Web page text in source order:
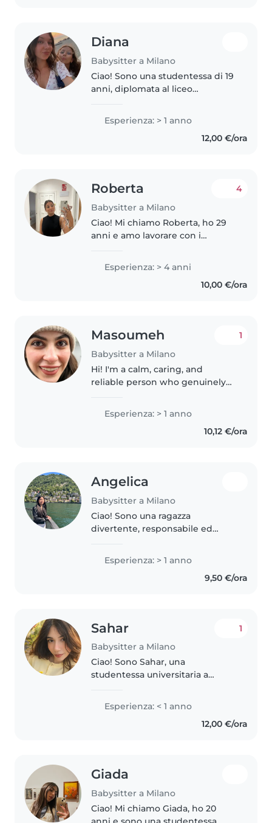
Diana
Babysitter a Milano
Ciao! Sono una studentessa di 19
anni, diplomata al liceo
nella facoltà di economia e
gestione aziendale. Attualmente
seguo da un anno 2 bambini..
Esperienza: > 1 anno
12,00 €/ora
Roberta
Babysitter a Milano
4
Ciao! Mi chiamo Roberta, ho 29
anni e amo lavorare con i
con bambini dai 2 ai 12 anni e ho
lavorato anche per 2 anni in un
parco giochi, un ambiente..
Esperienza: > 4 anni
10,00 €/ora
Masoumeh
Babysitter a Milano
1
Hi! I'm a calm, caring, and
reliable person who genuinely
children. I have several years of
experience looking after kids,
especially babies and toddlers..
Esperienza: > 1 anno
10,12 €/ora
Angelica
Babysitter a Milano
Ciao! Sono una ragazza
divertente, responsabile ed
piace leggere, fare musica e
Esperienza: > 1 anno
9,50 €/ora
Sahar
Babysitter a Milano
1
Ciao! Sono Sahar, una
studentessa universitaria a
esperienza come babysitter.
Sono una ragazza responsabile,
paziente e affidabile. Mi piace
Esperienza: < 1 anno
12,00 €/ora
Giada
Babysitter a Milano
Ciao! Mi chiamo Giada, ho 20